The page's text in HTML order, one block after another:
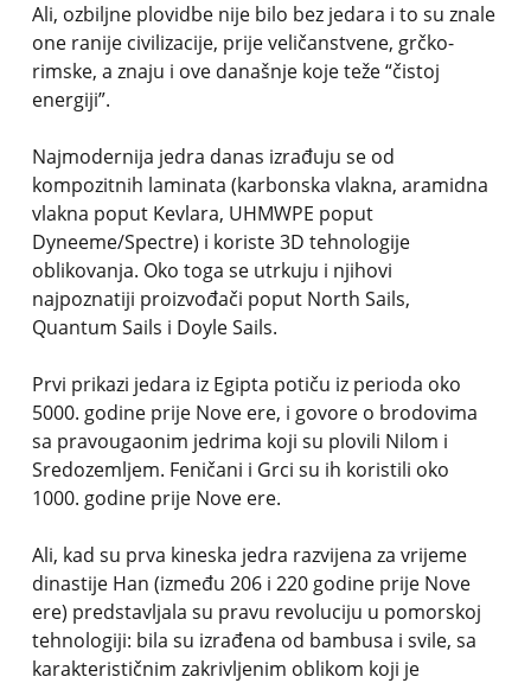
Ali, ozbiljne plovidbe nije bilo bez jedara i to su znale
one ranije civilizacije, prije veličanstvene, grčko-
rimske, a znaju i ove današnje koje teže “čistoj
energiji”.
Najmodernija jedra danas izrađuju se od
kompozitnih laminata (karbonska vlakna, aramidna
vlakna poput Kevlara, UHMWPE poput
Dyneeme/Spectre) i koriste 3D tehnologije
oblikovanja. Oko toga se utrkuju i njihovi
najpoznatiji proizvođači poput North Sails,
Quantum Sails i Doyle Sails.
Prvi prikazi jedara iz Egipta potiču iz perioda oko
5000. godine prije Nove ere, i govore o brodovima
sa pravougaonim jedrima koji su plovili Nilom i
Sredozemljem. Feničani i Grci su ih koristili oko
1000. godine prije Nove ere.
Ali, kad su prva kineska jedra razvijena za vrijeme
dinastije Han (između 206 i 220 godine prije Nove
ere) predstavljala su pravu revoluciju u pomorskoj
tehnologiji: bila su izrađena od bambusa i svile, sa
karakterističnim zakrivljenim oblikom koji je